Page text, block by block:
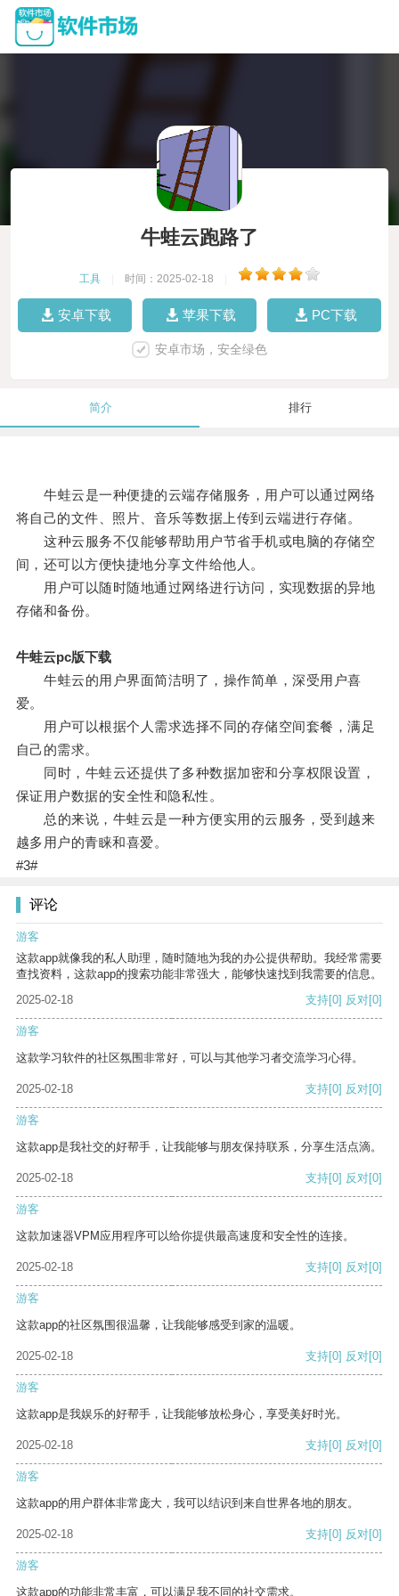
牛蛙云跑路了
工具 时间：2025-02-18
安卓下载 苹果下载 PC下载
安卓市场，安全绿色
简介 排行
牛蛙云是一种便捷的云端存储服务，用户可以通过网络
将自己的文件、照片、音乐等数据上传到云端进行存储。
这种云服务不仅能够帮助用户节省手机或电脑的存储空
间，还可以方便快捷地分享文件给他人。
用户可以随时随地通过网络进行访问，实现数据的异地
存储和备份。
牛蛙云pc版下载
牛蛙云的用户界面简洁明了，操作简单，深受用户喜
爱。
用户可以根据个人需求选择不同的存储空间套餐，满足
自己的需求。
同时，牛蛙云还提供了多种数据加密和分享权限设置，
保证用户数据的安全性和隐私性。
总的来说，牛蛙云是一种方便实用的云服务，受到越来
越多用户的青睐和喜爱。
#3#
评论
游客
这款app就像我的私人助理，随时随地为我的办公提供帮助。我经常需要
查找资料，这款app的搜索功能非常强大，能够快速找到我需要的信息。
2025-02-18
支持[0] 反对[0]
游客
这款学习软件的社区氛围非常好，可以与其他学习者交流学习心得。
2025-02-18 支持[0] 反对[0]
游客
这款app是我社交的好帮手，让我能够与朋友保持联系，分享生活点滴。
2025-02-18 支持[0] 反对[0]
游客
这款加速器VPM应用程序可以给你提供最高速度和安全性的连接。
2025-02-18 支持[0] 反对[0]
游客
这款app的社区氛围很温馨，让我能够感受到家的温暖。
2025-02-18 支持[0] 反对[0]
游客
这款app是我娱乐的好帮手，让我能够放松身心，享受美好时光。
2025-02-18 支持[0] 反对[0]
游客
这款app的用户群体非常庞大，我可以结识到来自世界各地的朋友。
2025-02-18 支持[0] 反对[0]
游客
这款app的功能非常丰富，可以满足我不同的社交需求。